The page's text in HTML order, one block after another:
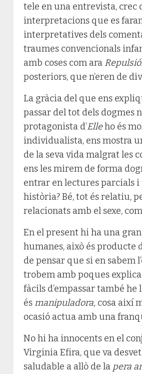
tele en una entrevista, crec
interpretacions que es
interpretatives dels
traumes convencionals
amb coses com ara
posteriors, que n’eren de
La gràcia del que ens
passar del tot dels dogmes
protagonista d’Elleho és
individualista, ens mostra
de la seva vida malgrat les
ens les mirem de forma
entrar en lectures parcials i
història? Bé, tot és relatiu,
relacionats amb el sexe,
En el present hi ha una
humanes, això és producte
de pensar que si en sabem
trobem amb poques
fàcils d’empassar també
ésmanipuladora, cosa així
ocasió actua amb una
No hi ha innocents en el
Virginia Efira, que va
saludable a allò de la pera